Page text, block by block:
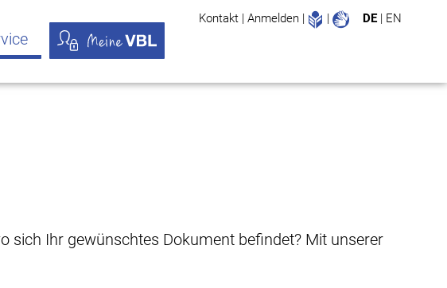
Kontakt | Anmelden | Leichte Sprache
| DE | EN
sich Ihr gewünschtes Dokument befindet? Mit unserer